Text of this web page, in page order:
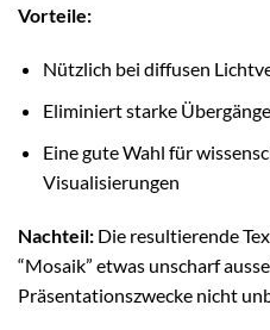
Vorteile:
Nützlich bei diffusen
Eliminiert starke
Eine gute Wahl für
Visualisierungen
Nachteil: Die resultierende
“Mosaik” etwas unscharf
Präsentationszwecke nicht